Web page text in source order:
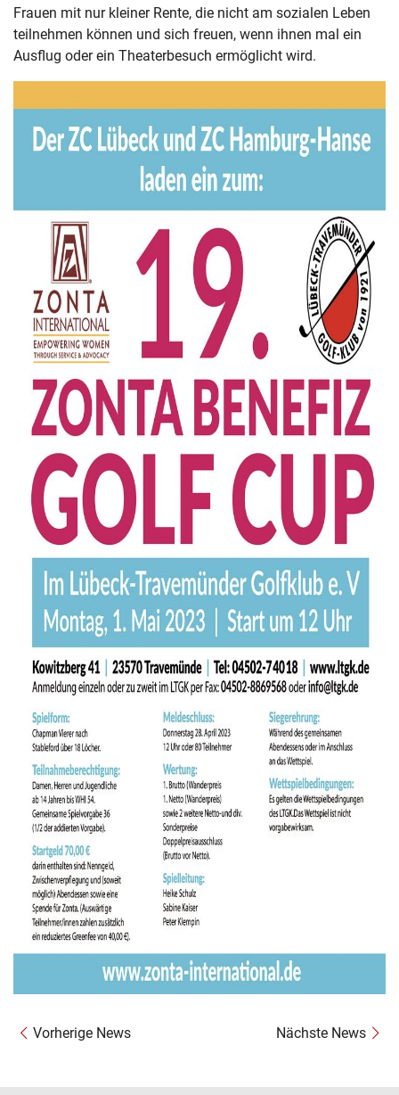
Frauen mit nur kleiner Rente, die nicht am sozialen Leben
teilnehmen können und sich freuen, wenn ihnen mal ein
Ausflug oder ein Theaterbesuch ermöglicht wird.
Vorherige News Nächste News